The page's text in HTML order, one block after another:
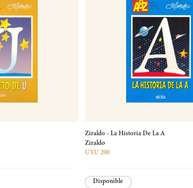
Ziraldo - La Historia De La A
Ziraldo
UYU 200
Disponible